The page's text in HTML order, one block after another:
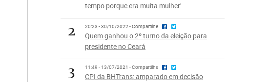
tempo porque era muita mulher'
2 20:23 - 30/10/2022 - Compartilhe
Quem ganhou o 2º turno da eleição para
presidente no Ceará
3 11:49 - 13/07/2021 - Compartilhe
CPI da BHTrans: amparado em decisão